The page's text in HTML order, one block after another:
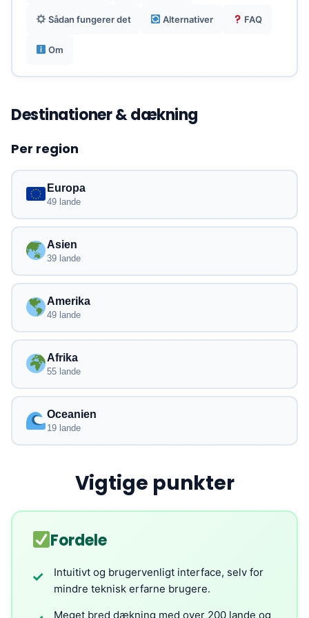
og mulighed for at beholde dit oprindelige
Sådan fungerer det Alternativer FAQ
Om
Destinationer & dækning
Per region
Europa
49 lande
Asien
39 lande
Amerika
49 lande
Afrika
55 lande
Oceanien
19 lande
Vigtige punkter
Fordele
✓
Intuitivt og brugervenligt interface, selv for
mindre teknisk erfarne brugere.
Meget bred dækning med over 200 lande og